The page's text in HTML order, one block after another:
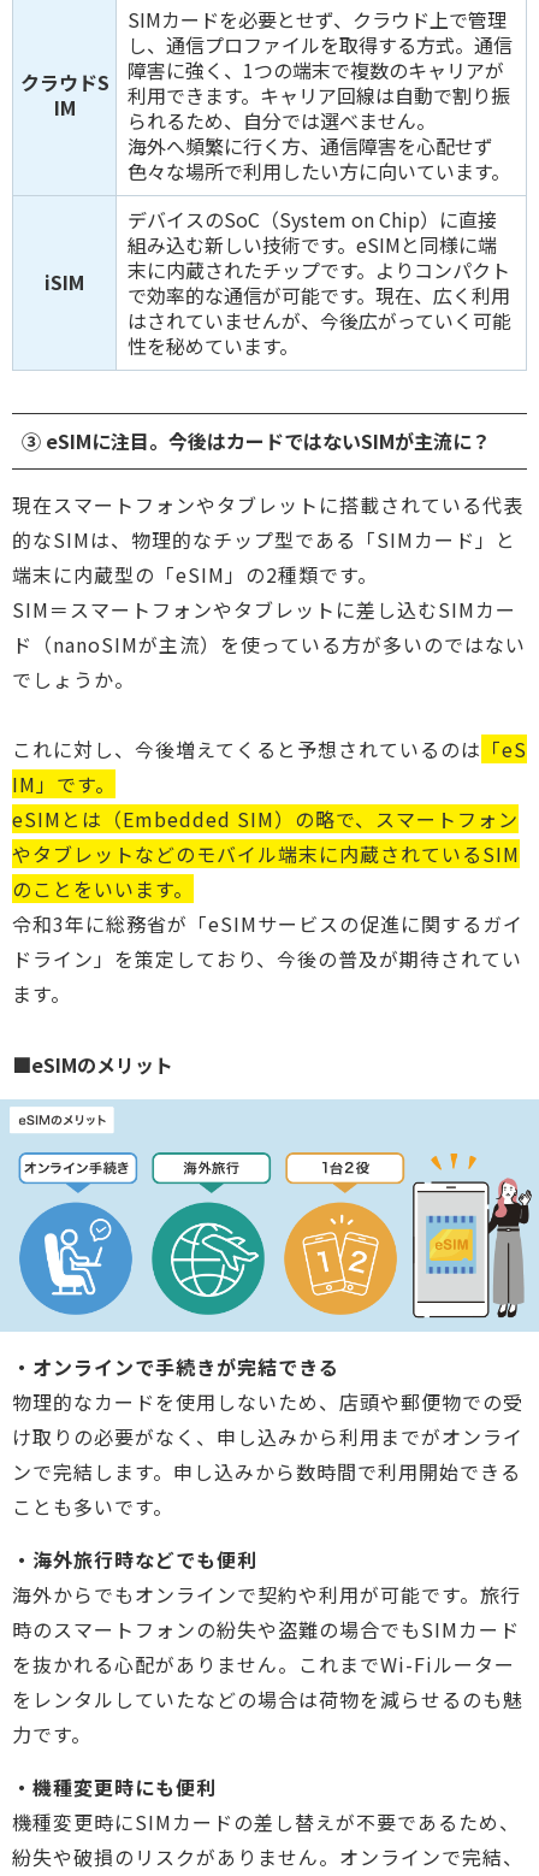
クラウドS
IM
SIMカードを必要とせず、クラウド上で管理
し、通信プロファイルを取得する方式。通信
障害に強く、1つの端末で複数のキャリアが
利用できます。キャリア回線は自動で割り振
られるため、自分では選べません。
海外へ頻繁に行く方、通信障害を心配せず
色々な場所で利用したい方に向いています。
iSIM
デバイスのSoC（System on Chip）に直接
組み込む新しい技術です。eSIMと同様に端
末に内蔵されたチップです。よりコンパクト
で効率的な通信が可能です。現在、広く利用
はされていませんが、今後広がっていく可能
性を秘めています。
③ eSIMに注目。今後はカードではないSIMが主流に？
現在スマートフォンやタブレットに搭載されている代表
的なSIMは、物理的なチップ型である「SIMカード」と
端末に内蔵型の「eSIM」の2種類です。
SIM＝スマートフォンやタブレットに差し込むSIMカー
ド（nanoSIMが主流）を使っている方が多いのではない
でしょうか。
これに対し、今後増えてくると予想されているのは 「eS
IM」です。
eSIMとは（Embedded SIM）の略で、スマートフォン
やタブレットなどのモバイル端末に内蔵されているSIM
のことをいいます。
令和3年に総務省が「eSIMサービスの促進に関するガイ
ドライン」を策定しており、今後の普及が期待されてい
ます。
■eSIMのメリット
・オンラインで手続きが完結できる
物理的なカードを使用しないため、店頭や郵便物での受
け取りの必要がなく、申し込みから利用までがオンライ
ンで完結します。申し込みから数時間で利用開始できる
ことも多いです。
・海外旅行時などでも便利
海外からでもオンラインで契約や利用が可能です。旅行
時のスマートフォンの紛失や盗難の場合でもSIMカード
を抜かれる心配がありません。これまでWi-Fiルーター
をレンタルしていたなどの場合は荷物を減らせるのも魅
力です。
・機種変更時にも便利
機種変更時にSIMカードの差し替えが不要であるため、
紛失や破損のリスクがありません。オンラインで完結、